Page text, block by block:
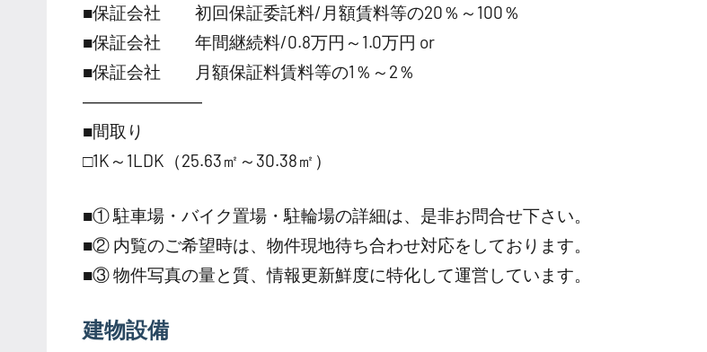
■保証会社 初回保証委託料/月額賃料等の20％～100％
■保証会社 年間継続料/0.8万円～1.0万円 or
■保証会社 月額保証料賃料等の1％～2％
―――――――
■間取り
□1K～1LDK（25.63㎡～30.38㎡）
■① 駐車場・バイク置場・駐輪場の詳細は、是非お問合せ下さい。
■② 内覧のご希望時は、物件現地待ち合わせ対応をしております。
■③ 物件写真の量と質、情報更新鮮度に特化して運営しています。
建物設備